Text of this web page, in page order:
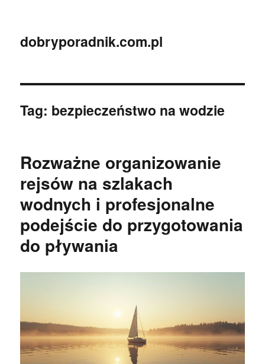
dobryporadnik.com.pl
Tag: bezpieczeństwo na wodzie
Rozważne organizowanie
rejsów na szlakach
wodnych i profesjonalne
podejście do przygotowania
do pływania